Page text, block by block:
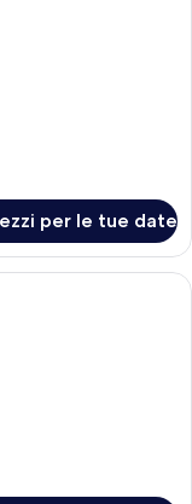
per le tue date
piuma, minibar, una